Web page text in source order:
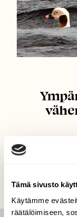
Tämä sivusto
Käytämme
räätälöimiseen,